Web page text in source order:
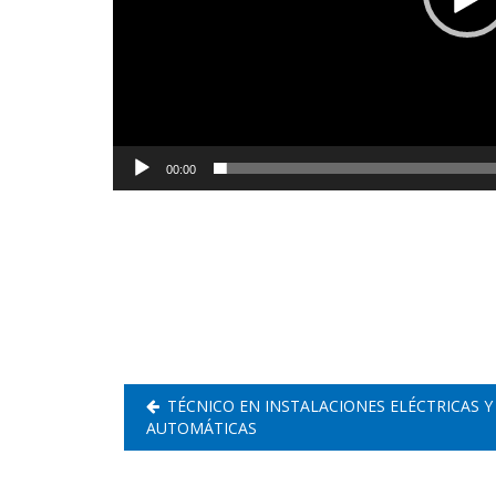
00:00
TÉCNICO EN INSTALACIONES ELÉCTRICAS Y
AUTOMÁTICAS